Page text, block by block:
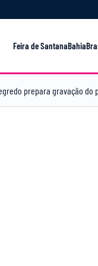
Feira de SantanaBahia